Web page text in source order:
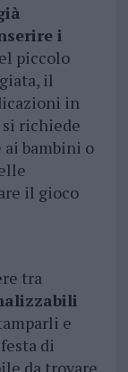
i
piccolo
il
in
si richiede
bambini o
il gioco
tra
e
di
da trovare